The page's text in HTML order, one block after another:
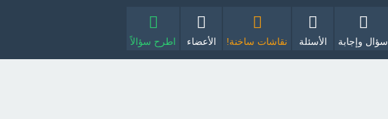
سؤال وإجابة الأسئلة نقاشات ساخنة! الأعضاء اطرح سؤالاً